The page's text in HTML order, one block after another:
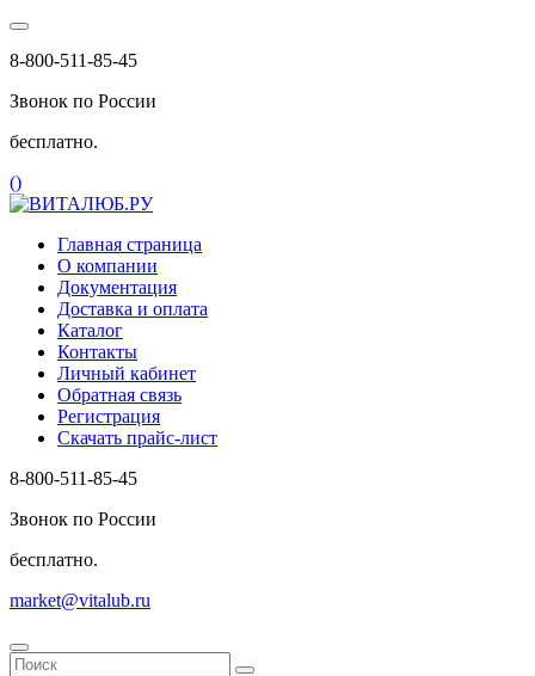
8-800-511-85-45
Звонок по России
бесплатно.
()
Главная страница
О компании
Документация
Доставка и оплата
Каталог
Контакты
Личный кабинет
Обратная связь
Регистрация
Скачать прайс-лист
8-800-511-85-45
Звонок по России
бесплатно.
market@vitalub.ru